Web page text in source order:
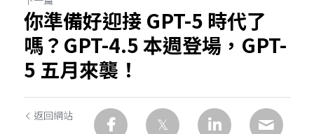
你準備好迎接 GPT-5 時代了
嗎？GPT-4.5 本週登場，GPT-
5 五月來襲！
返回網站